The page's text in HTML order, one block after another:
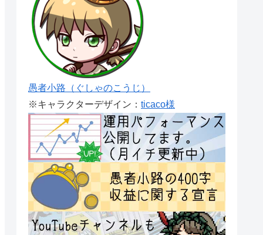
愚者小路（ぐしゃのこうじ）
※キャラクターデザイン： ticaco様